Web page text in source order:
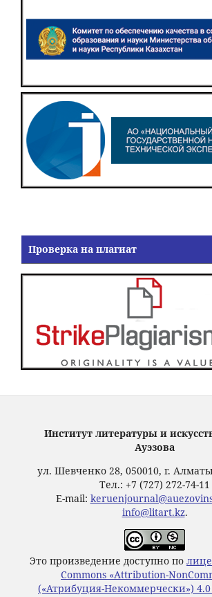
Проверка на плагиат
Институт литературы и
Ауэзова
ул. Шевченко 28, 050010, г.
Тел.: +7 (727) 272-74-11
E-mail:
info@litart.kz.
Это произведение доступно по
Commons «Attribution-
(«Атрибуция-Некоммерчески»)